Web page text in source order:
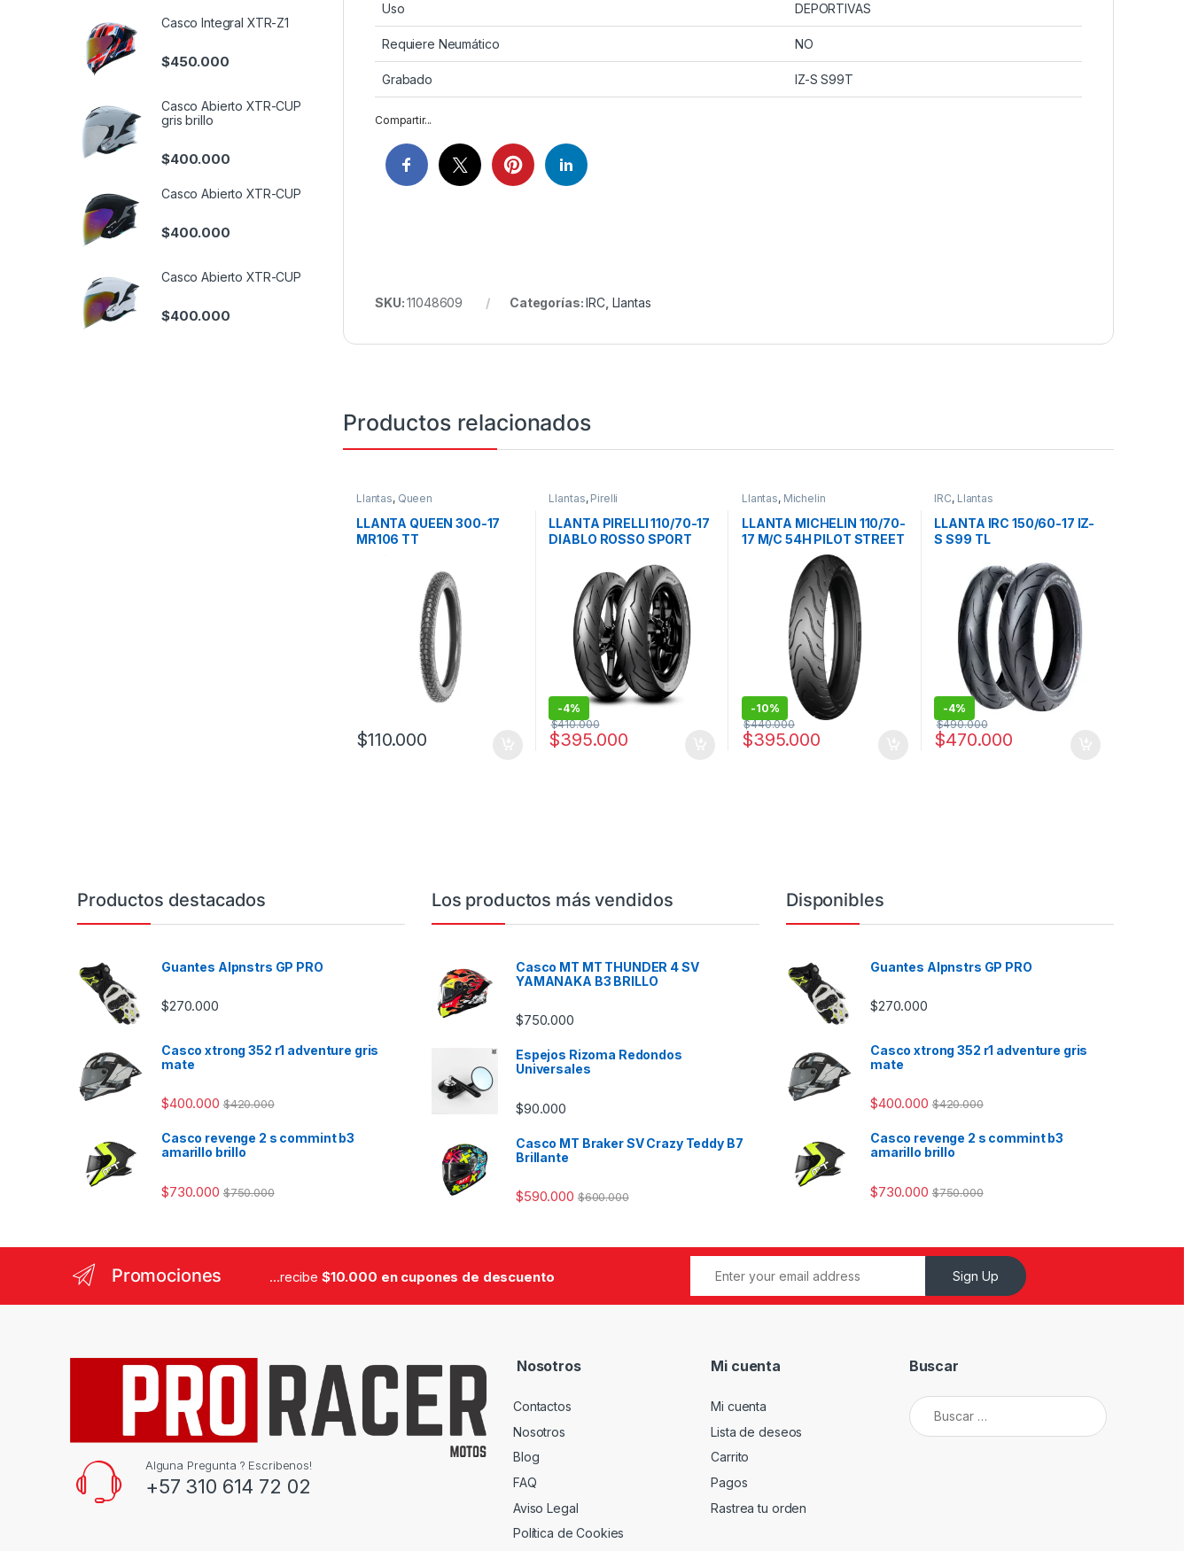
Uso DEPORTIVAS
Requiere Neumático NO
Grabado IZ-S S99T
Compartir...
SKU:11048609 Categorías:IRC, Llantas
Productos relacionados
Llantas, Queen
LLANTA QUEEN 300-17
MR106 TT
$110.000
Llantas, Pirelli
LLANTA PIRELLI 110/70-17
DIABLO ROSSO SPORT
-4%
$395.000
$410.000
Llantas, Michelin
LLANTA MICHELIN 110/70-
17 M/C 54H PILOT STREET
RADIAL F TL/TT
-10%
$395.000
$440.000
IRC, Llantas
LLANTA IRC 150/60-17 IZ-
S S99 TL
-4%
$470.000
$490.000
Casco Integral XTR-Z1
$450.000
Casco Abierto XTR-CUP
gris brillo
$400.000
Casco Abierto XTR-CUP
$400.000
Casco Abierto XTR-CUP
$400.000
Productos destacados
Guantes Alpnstrs GP PRO
$270.000
Casco xtrong 352 r1 adventure gris
mate
$400.000 $420.000
Casco revenge 2 s commint b3
amarillo brillo
$730.000 $750.000
Los productos más vendidos
Casco MT MT THUNDER 4 SV
YAMANAKA B3 BRILLO
$750.000
Espejos Rizoma Redondos
Universales
$90.000
Casco MT Braker SV Crazy Teddy B7
Brillante
$590.000 $600.000
Disponibles
Guantes Alpnstrs GP PRO
$270.000
Casco xtrong 352 r1 adventure gris
mate
$400.000 $420.000
Casco revenge 2 s commint b3
amarillo brillo
$730.000 $750.000
Promociones ...recibe $10.000 en cupones de descuento Sign Up
Alguna Pregunta ? Escribenos!
+57 310 614 72 02
Nosotros
Contactos
Nosotros
Blog
FAQ
Aviso Legal
Política de Cookies
Mi cuenta
Mi cuenta
Lista de deseos
Carrito
Pagos
Rastrea tu orden
Buscar
Buscar: